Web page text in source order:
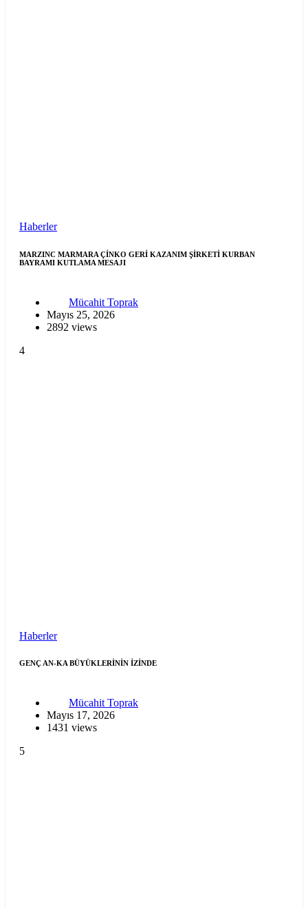
Haberler
MARZINC MARMARA ÇİNKO GERİ KAZANIM ŞİRKETİ KURBAN
BAYRAMI KUTLAMA MESAJI
Mücahit Toprak
Mayıs 25, 2026
2892 views
4
Haberler
GENÇ AN-KA BÜYÜKLERİNİN İZİNDE
Mücahit Toprak
Mayıs 17, 2026
1431 views
5